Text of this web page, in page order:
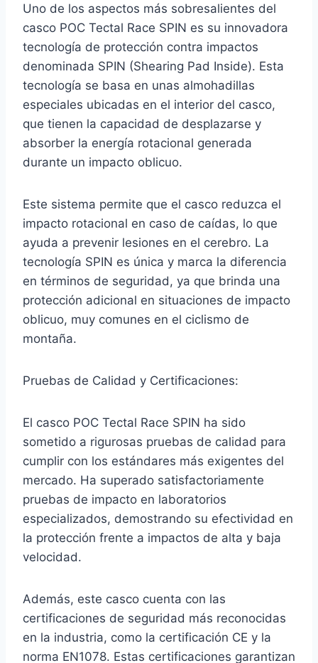
Uno de los aspectos más sobresalientes del
casco POC Tectal Race SPIN es su innovadora
tecnología de protección contra impactos
denominada SPIN (Shearing Pad Inside). Esta
tecnología se basa en unas almohadillas
especiales ubicadas en el interior del casco,
que tienen la capacidad de desplazarse y
absorber la energía rotacional generada
durante un impacto oblicuo.
Este sistema permite que el casco reduzca el
impacto rotacional en caso de caídas, lo que
ayuda a prevenir lesiones en el cerebro. La
tecnología SPIN es única y marca la diferencia
en términos de seguridad, ya que brinda una
protección adicional en situaciones de impacto
oblicuo, muy comunes en el ciclismo de
montaña.
Pruebas de Calidad y Certificaciones:
El casco POC Tectal Race SPIN ha sido
sometido a rigurosas pruebas de calidad para
cumplir con los estándares más exigentes del
mercado. Ha superado satisfactoriamente
pruebas de impacto en laboratorios
especializados, demostrando su efectividad en
la protección frente a impactos de alta y baja
velocidad.
Además, este casco cuenta con las
certificaciones de seguridad más reconocidas
en la industria, como la certificación CE y la
norma EN1078. Estas certificaciones garantizan